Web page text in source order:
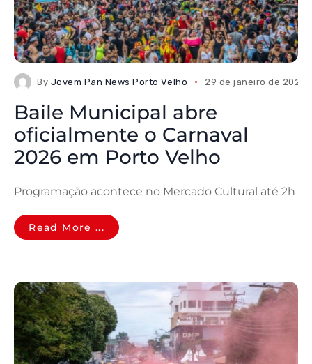
By Jovem Pan News Porto Velho 29 de janeiro de 2026
Baile Municipal abre
oficialmente o Carnaval
2026 em Porto Velho
Programação acontece no Mercado Cultural até 2h
Read More ...